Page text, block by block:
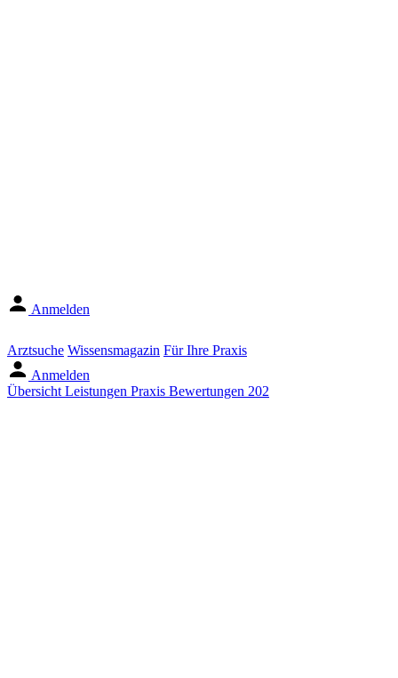
Anmelden
Arztsuche Wissensmagazin Für Ihre Praxis
Anmelden
Übersicht Leistungen Praxis Bewertungen 202